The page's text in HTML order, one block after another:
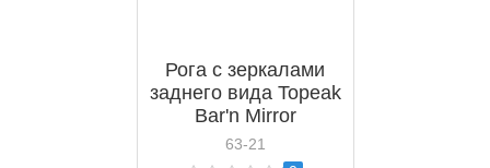
Рога с зеркалами
заднего вида Topeak
Bar'n Mirror
(TBM001)
63-21